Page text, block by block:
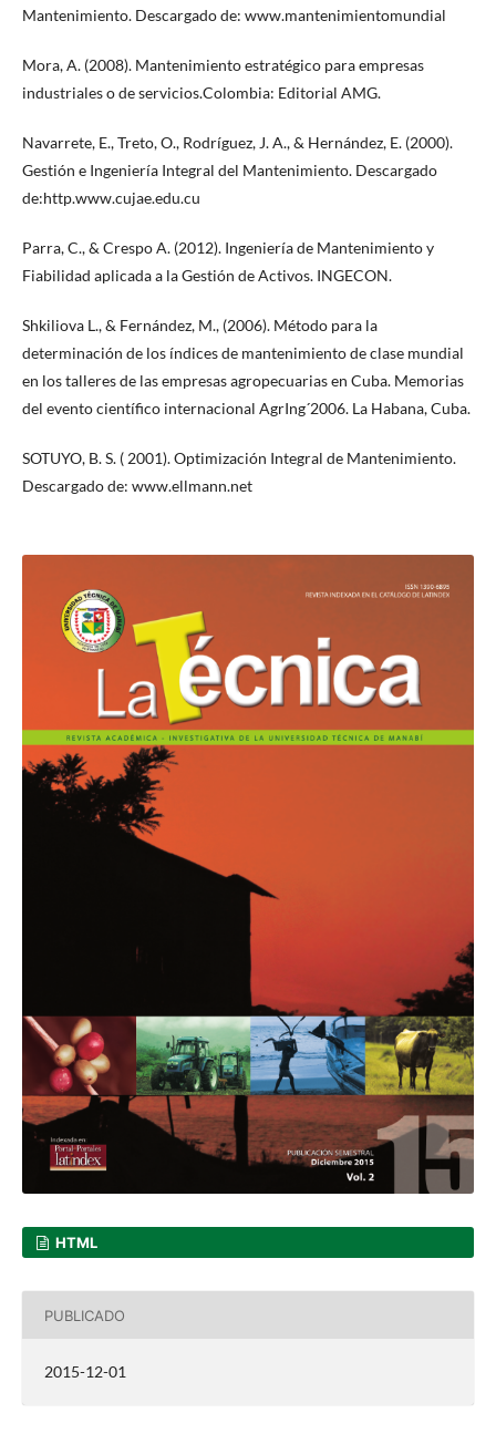
Mantenimiento. Descargado de: www.mantenimientomundial
Mora, A. (2008). Mantenimiento estratégico para empresas
industriales o de servicios.Colombia: Editorial AMG.
Navarrete, E., Treto, O., Rodríguez, J. A., & Hernández, E. (2000).
Gestión e Ingeniería Integral del Mantenimiento. Descargado
de:http.www.cujae.edu.cu
Parra, C., & Crespo A. (2012). Ingeniería de Mantenimiento y
Fiabilidad aplicada a la Gestión de Activos. INGECON.
Shkiliova L., & Fernández, M., (2006). Método para la
determinación de los índices de mantenimiento de clase mundial
en los talleres de las empresas agropecuarias en Cuba. Memorias
del evento científico internacional AgrIng´2006. La Habana, Cuba.
SOTUYO, B. S. ( 2001). Optimización Integral de Mantenimiento.
Descargado de: www.ellmann.net
HTML
PUBLICADO
2015-12-01